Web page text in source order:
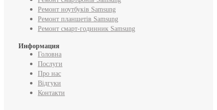
Ремонт ноутбуків Samsung
Ремонт планшетів Samsung
Ремонт смарт-годинник Samsung
Информация
Головна
Послуги
Про нас
Відгуки
Контакти